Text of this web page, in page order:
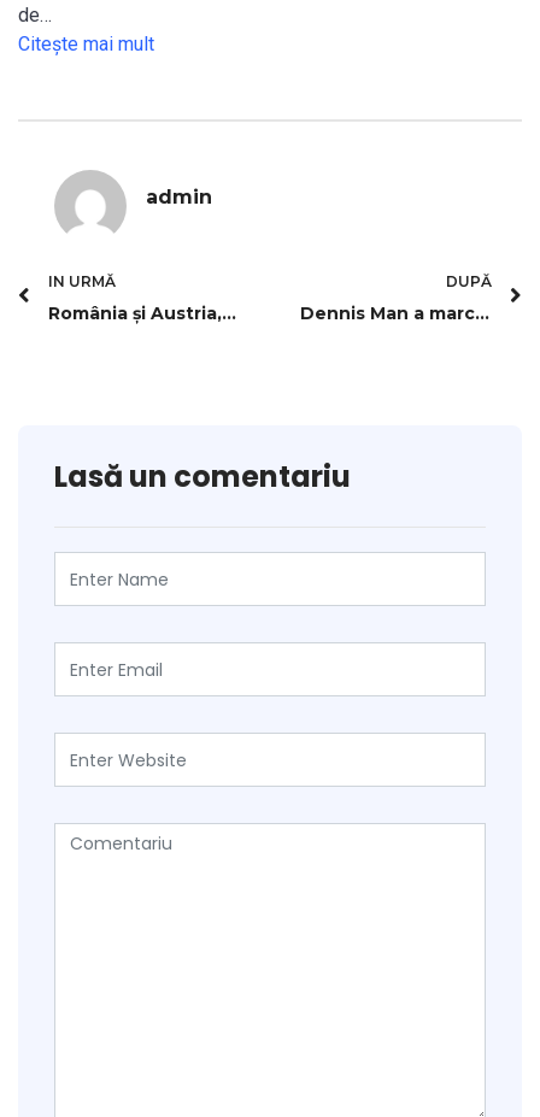
de…
Citeşte mai mult
admin
IN URMĂ
România și Austria, „filme“ diferite privind aderarea la Schengen
DUPĂ
Dennis Man a marcat un nou gol pentru Parma, în deplasarea cu Benevento
Lasă un comentariu